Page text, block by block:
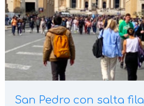
San Pedro con salta fila